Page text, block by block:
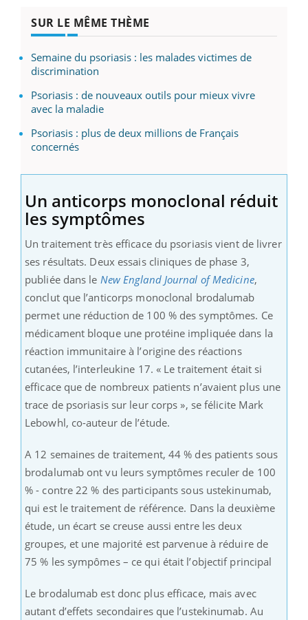
SUR LE MÊME THÈME
Semaine du psoriasis : les malades victimes de
discrimination
Psoriasis : de nouveaux outils pour mieux vivre
avec la maladie
Psoriasis : plus de deux millions de Français
concernés
Un anticorps monoclonal réduit
les symptômes
Un traitement très efficace du psoriasis vient de livrer
ses résultats. Deux essais cliniques de phase 3,
publiée dans le New England Journal of Medicine,
conclut que l’anticorps monoclonal brodalumab
permet une réduction de 100 % des symptômes. Ce
médicament bloque une protéine impliquée dans la
réaction immunitaire à l’origine des réactions
cutanées, l’interleukine 17. « Le traitement était si
efficace que de nombreux patients n’avaient plus une
trace de psoriasis sur leur corps », se félicite Mark
Lebowhl, co-auteur de l’étude.
A 12 semaines de traitement, 44 % des patients sous
brodalumab ont vu leurs symptômes reculer de 100
% - contre 22 % des participants sous ustekinumab,
qui est le traitement de référence. Dans la deuxième
étude, un écart se creuse aussi entre les deux
groupes, et une majorité est parvenue à réduire de
75 % les sympômes – ce qui était l’objectif principal
Le brodalumab est donc plus efficace, mais avec
autant d’effets secondaires que l’ustekinumab. Au